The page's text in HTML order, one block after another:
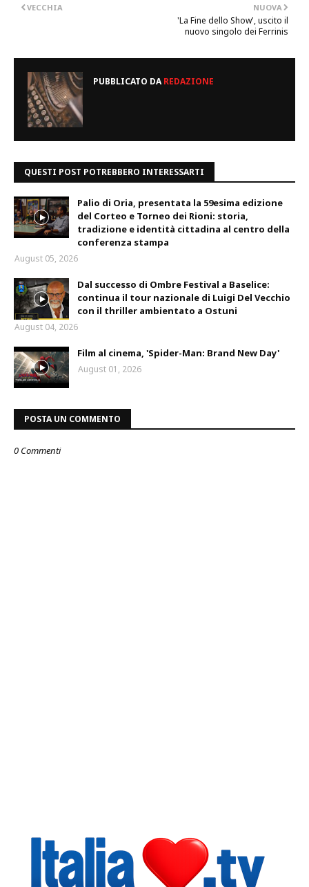
NUOVA
'La Fine dello Show', uscito il
nuovo singolo dei Ferrinis
VECCHIA
PUBBLICATO DAREDAZIONE
QUESTI POST POTREBBERO INTERESSARTI
Palio di Oria, presentata la 59esima edizione
del Corteo e Torneo dei Rioni: storia,
tradizione e identità cittadina al centro della
conferenza stampa
August 05, 2026
Dal successo di Ombre Festival a Baselice:
continua il tour nazionale di Luigi Del Vecchio
con il thriller ambientato a Ostuni
August 04, 2026
Film al cinema, 'Spider-Man: Brand New Day'
August 01, 2026
POSTA UN COMMENTO
0 Commenti